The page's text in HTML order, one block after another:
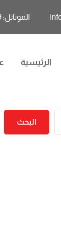
الموبايل: 01011999499
الرئيسية
البحث